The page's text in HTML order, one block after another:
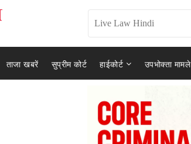
ताजा खबरें सुप्रीम कोर्ट हाईकोर्ट उपभोक्ता मामले